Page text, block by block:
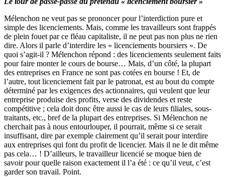
Mélenchon ne veut pas se prononcer pour l’interdiction pure et
simple des licenciements. Mais, comme les travailleurs sont frappés
de plein fouet par ce fléau capitaliste, il ne peut pas non plus ne rien
dire. Alors il parle d’interdire les « licenciements boursiers ». De
quoi s’agit-il ? Mélenchon répond : des licenciements seulement faits
pour faire monter le cours de bourse… Mais, d’un côté, la plupart
des entreprises en France ne sont pas cotées en bourse ! Et, de
l’autre, tout licenciement fait par le patronat, est au bout du compte
déterminé par les exigences des actionnaires, qui veulent que leur
entreprise produise des profits, verse des dividendes et reste
compétitive ; cela doit donc être aussi le cas de leurs filiales, sous-
traitants, etc., bref de la plupart des entreprises. Si Mélenchon ne
cherchait pas à nous entourlouper, il pourrait, même si ce serait
insuffisant, dire par exemple clairement qu’il serait pour interdire
aux entreprises qui font du profit de licencier. Mais il ne le dit même
pas cela… ! D’ailleurs, le travailleur licencié se moque bien de
savoir pour quelle raison exactement il l’a été : ce qu’il veut, c’est
garder son travail. Point.